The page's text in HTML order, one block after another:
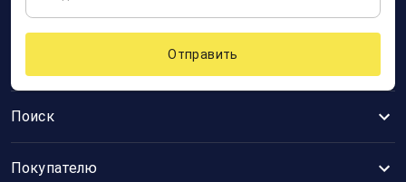
Поиск
Покупателю
Отправить